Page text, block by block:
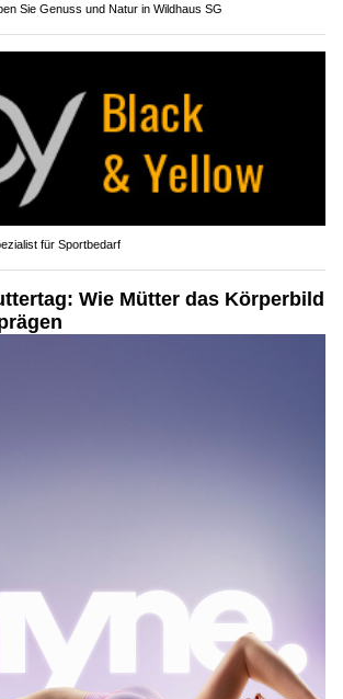
Sie Genuss und Natur in Wildhaus SG
für Sportbedarf
Wie Mütter das Körperbild